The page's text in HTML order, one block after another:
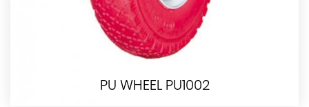
PU WHEEL PU1002